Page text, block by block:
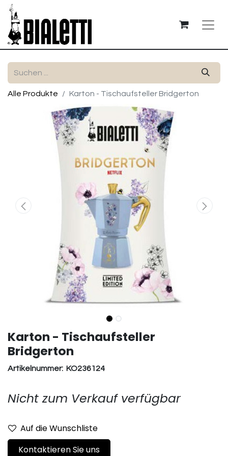
Alle Produkte Karton - Tischaufsteller Bridgerton
Karton - Tischaufsteller
Bridgerton
Artikelnummer: KO236124
Nicht zum Verkauf verfügbar
Auf die Wunschliste
Kontaktieren Sie uns